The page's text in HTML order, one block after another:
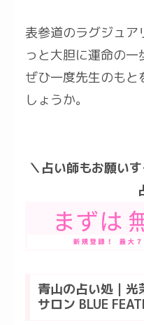
表参道のラグジュア
っと大胆に運命の一
ぜひ一度先生のも
しょうか。
＼占い師もお願い
青山の占い処｜光
サロン BLUE